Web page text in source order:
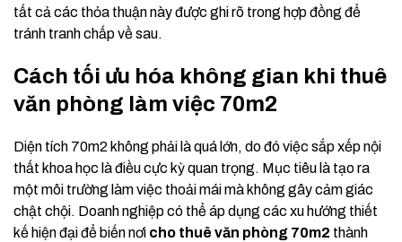
tất cả các thỏa thuận này được ghi rõ trong hợp đồng để
tránh tranh chấp về sau.
Cách tối ưu hóa không gian khi thuê
văn phòng làm việc 70m2
Diện tích 70m2 không phải là quá lớn, do đó việc sắp xếp nội
thất khoa học là điều cực kỳ quan trọng. Mục tiêu là tạo ra
một môi trường làm việc thoải mái mà không gây cảm giác
chật chội. Doanh nghiệp có thể áp dụng các xu hướng thiết
kế hiện đại để biến nơi cho thuê văn phòng 70m2 thành